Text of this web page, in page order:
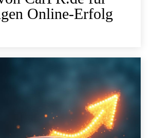
Online-Erfolg